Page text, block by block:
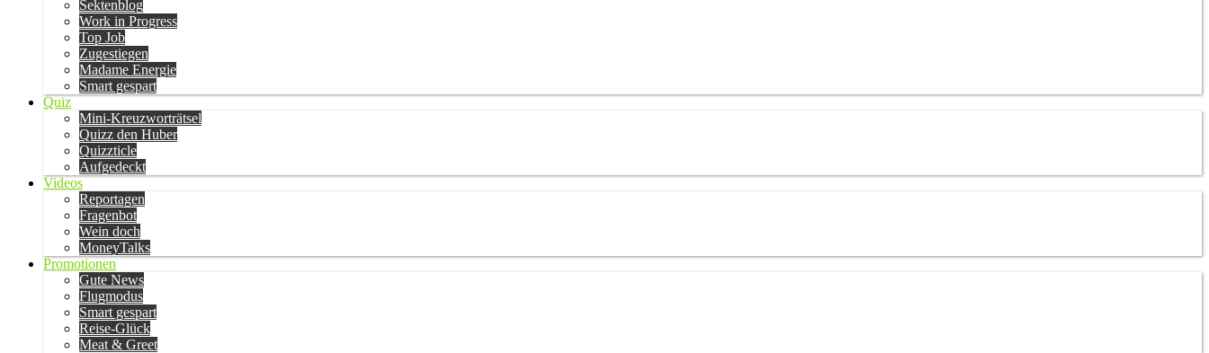
Sektenblog
Work in Progress
Top Job
Zugestiegen
Madame Energie
Smart gespart
Quiz
Mini-Kreuzworträtsel
Quizz den Huber
Quizzticle
Aufgedeckt
Videos
Reportagen
Fragenbot
Wein doch
MoneyTalks
Promotionen
Gute News
Flugmodus
Smart gespart
Reise-Glück
Meat & Greet